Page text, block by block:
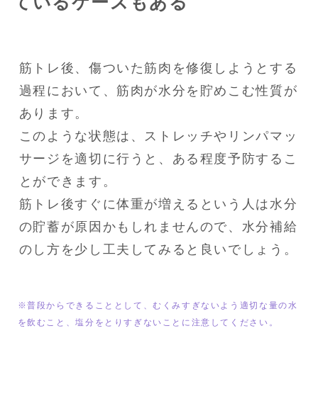
筋トレ後、傷ついた筋肉を修復しようとする
過程において、筋肉が水分を貯めこむ性質が
あります。
このような状態は、ストレッチやリンパマッ
サージを適切に行うと、ある程度予防するこ
とができます。
筋トレ後すぐに体重が増えるという人は水分
の貯蓄が原因かもしれませんので、水分補給
のし方を少し工夫してみると良いでしょう。
※普段からできることとして、むくみすぎないよう適切な量の水
を飲むこと、塩分をとりすぎないことに注意してください。